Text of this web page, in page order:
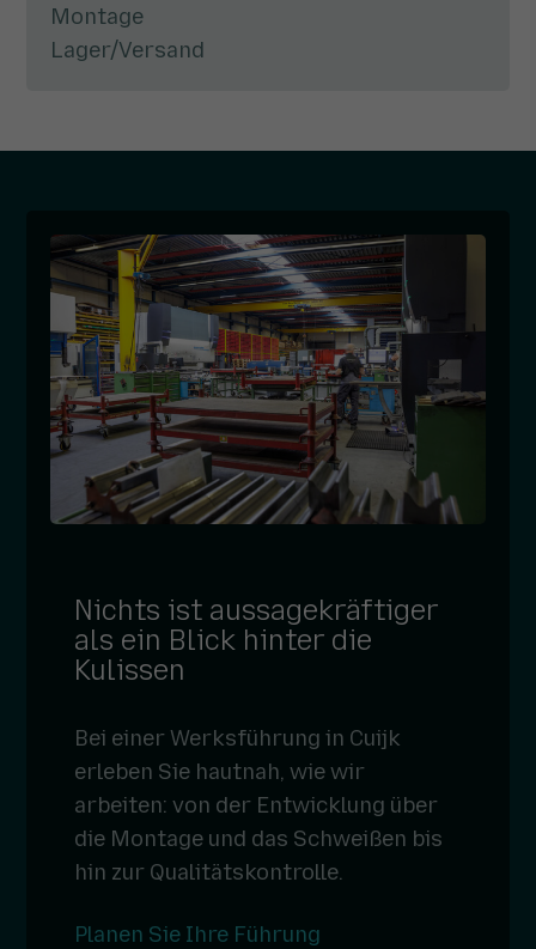
Montage
Lager/Versand
Nichts ist aussagekräftiger
als ein Blick hinter die
Kulissen
Bei einer Werksführung in Cuijk
erleben Sie hautnah, wie wir
arbeiten: von der Entwicklung über
die Montage und das Schweißen bis
hin zur Qualitätskontrolle.
Planen Sie Ihre Führung